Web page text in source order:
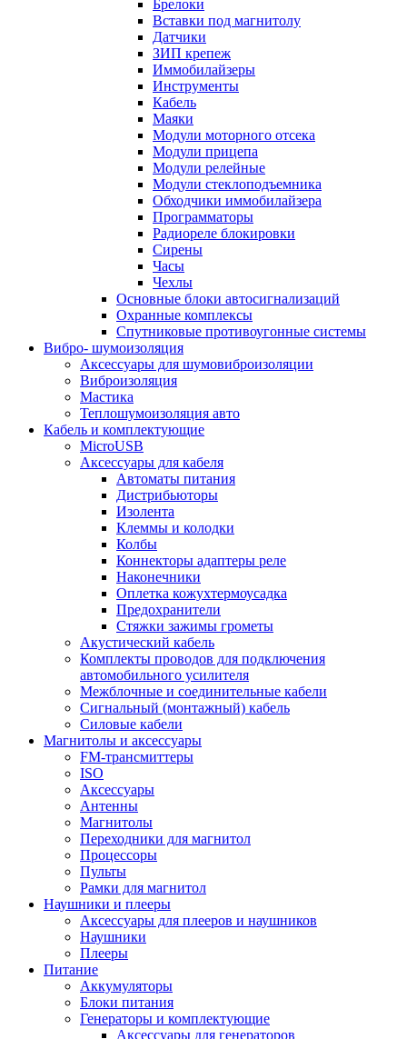
Брелоки
Вставки под магнитолу
Датчики
ЗИП крепеж
Иммобилайзеры
Инструменты
Кабель
Маяки
Модули моторного отсека
Модули прицепа
Модули релейные
Модули стеклоподъемника
Обходчики иммобилайзера
Программаторы
Радиореле блокировки
Сирены
Часы
Чехлы
Основные блоки автосигнализаций
Охранные комплексы
Спутниковые противоугонные системы
Вибро- шумоизоляция
Аксессуары для шумовиброизоляции
Виброизоляция
Мастика
Теплошумоизоляция авто
Кабель и комплектующие
MicroUSB
Аксессуары для кабеля
Автоматы питания
Дистрибьюторы
Изолента
Клеммы и колодки
Колбы
Коннекторы адаптеры реле
Наконечники
Оплетка кожухтермоусадка
Предохранители
Стяжки зажимы грометы
Акустический кабель
Комплекты проводов для подключения
автомобильного усилителя
Межблочные и соединительные кабели
Сигнальный (монтажный) кабель
Силовые кабели
Магнитолы и аксессуары
FM-трансмиттеры
ISO
Аксессуары
Антенны
Магнитолы
Переходники для магнитол
Процессоры
Пульты
Рамки для магнитол
Наушники и плееры
Аксессуары для плееров и наушников
Наушники
Плееры
Питание
Аккумуляторы
Блоки питания
Генераторы и комплектующие
Аксессуары для генераторов